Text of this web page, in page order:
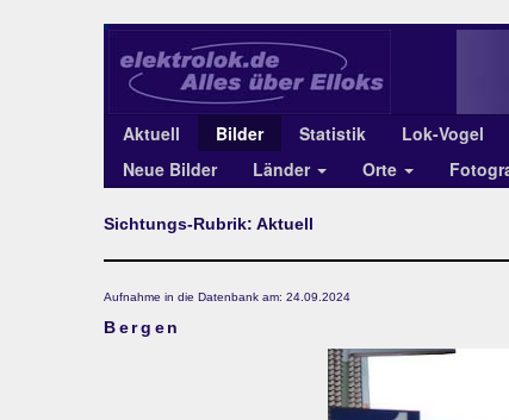
Aktuell Bilder Statistik Lok-Vogel
Neue Bilder
Länder Orte
Sichtungs-Rubrik: Aktuell
Aufnahme in die Datenbank am: 24.09.2024
Bergen